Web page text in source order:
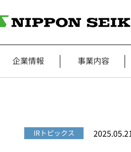
企業情報 事業内容
IRトピックス